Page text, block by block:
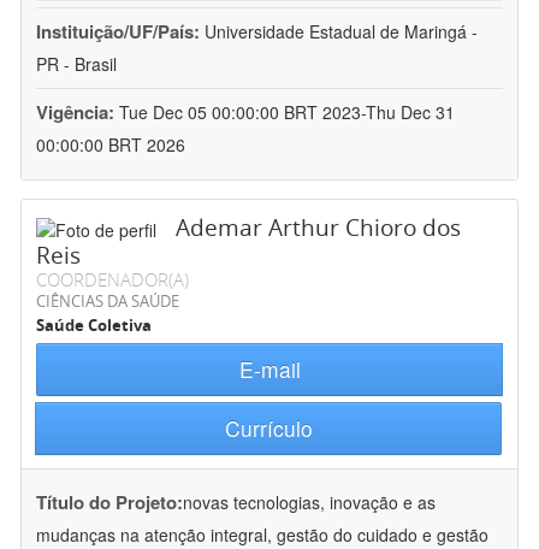
Instituição/UF/País: Universidade Estadual de Maringá -
PR - Brasil
Vigência: Tue Dec 05 00:00:00 BRT 2023-Thu Dec 31
00:00:00 BRT 2026
Ademar Arthur Chioro dos
Reis
COORDENADOR(A)
CIÊNCIAS DA SAÚDE
Saúde Coletiva
E-mail
Currículo
Título do Projeto:novas tecnologias, inovação e as
mudanças na atenção integral, gestão do cuidado e gestão